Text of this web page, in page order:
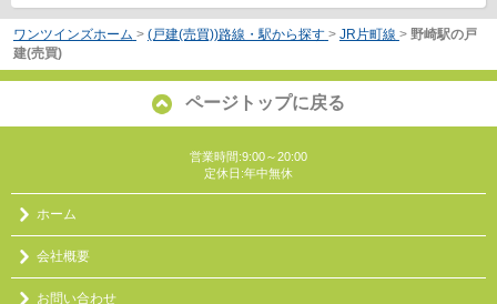
ワンツインズホーム > (戸建(売買))路線・駅から探す > JR片町線 > 野崎駅の戸
建(売買)
ページトップに戻る
営業時間:9:00～20:00
定休日:年中無休
ホーム
会社概要
お問い合わせ